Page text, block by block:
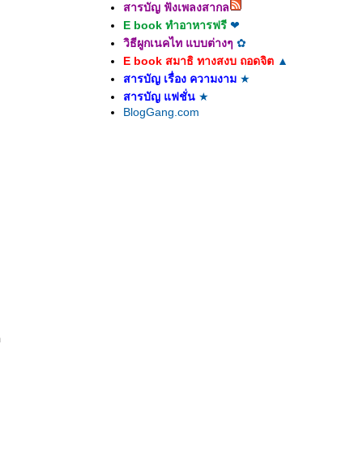
สารบัญ ฟังเพลงสากล
E book ทำอาหารฟรี ❤
วิธีผูกเนคไท แบบต่างๆ ✿
E book สมาธิ ทางสงบ ถอดจิต ▲
สารบัญ เรื่อง ความงาม ★
สารบัญ แฟชั่น ★
BlogGang.com